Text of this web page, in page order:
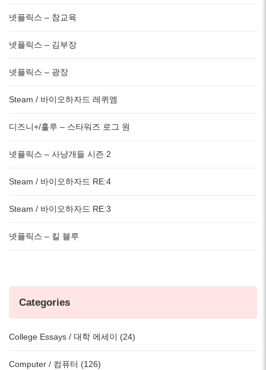
넷플릭스 – 참교육
넷플릭스 – 김부장
넷플릭스 – 광장
Steam / 바이오하자드 레퀴엠
디즈니+/훌루 – 스타워즈 로그 원
넷플릭스 – 사냥개들 시즌 2
Steam / 바이오하자드 RE:4
Steam / 바이오하자드 RE:3
넷플릭스 – 킬 블루
Categories
College Essays / 대학 에세이 (24)
Computer / 컴퓨터 (126)